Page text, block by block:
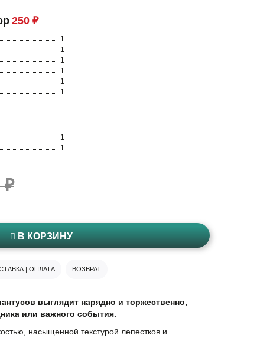
250 ₽
1
1
1
1
1
1
1
1
₽
В КОРЗИНУ
| ОПЛАТА ВОЗВРАТ
выглядит нарядно и торжественно,
или важного события.
насыщенной текстурой лепестков и